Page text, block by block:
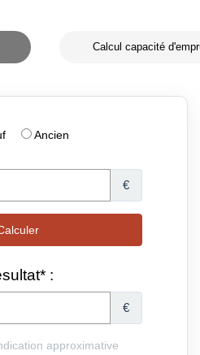
Calcul capacité